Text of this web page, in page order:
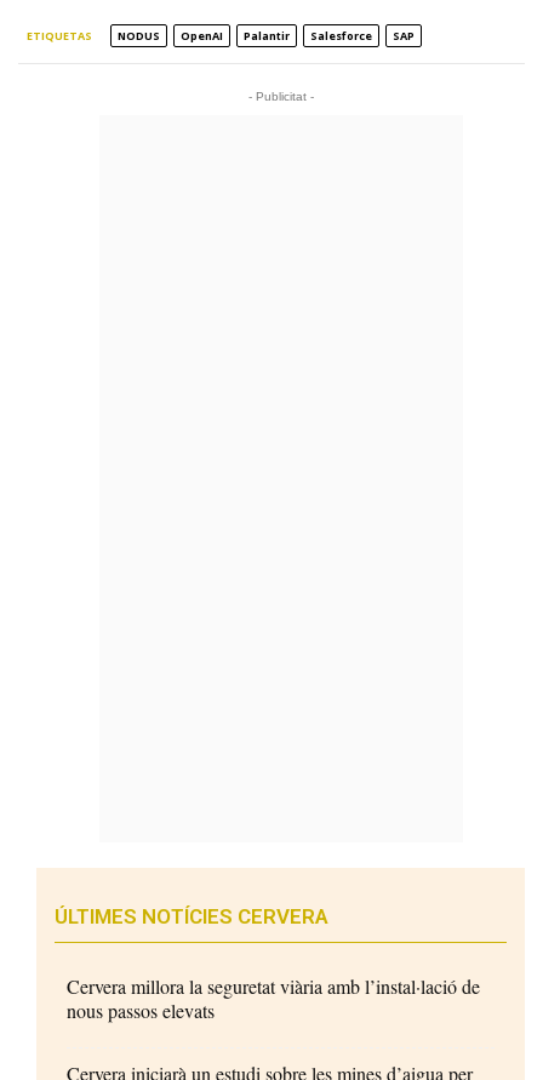
ETIQUETAS NODUS OpenAI Palantir Salesforce SAP
- Publicitat -
ÚLTIMES NOTÍCIES CERVERA
Cervera millora la seguretat viària amb l’instal·lació de
nous passos elevats
Cervera iniciarà un estudi sobre les mines d’aigua per